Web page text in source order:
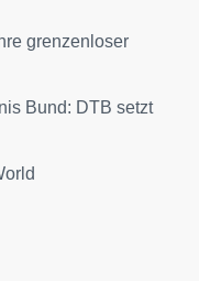
grenzenloser
Bund: DTB setzt